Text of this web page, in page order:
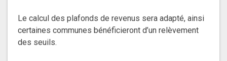
Le calcul des plafonds de revenus sera adapté, ainsi
certaines communes bénéficieront d’un relèvement
des seuils.